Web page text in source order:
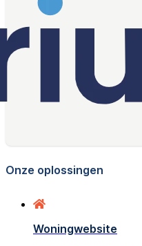
Onze oplossingen
Woningwebsite